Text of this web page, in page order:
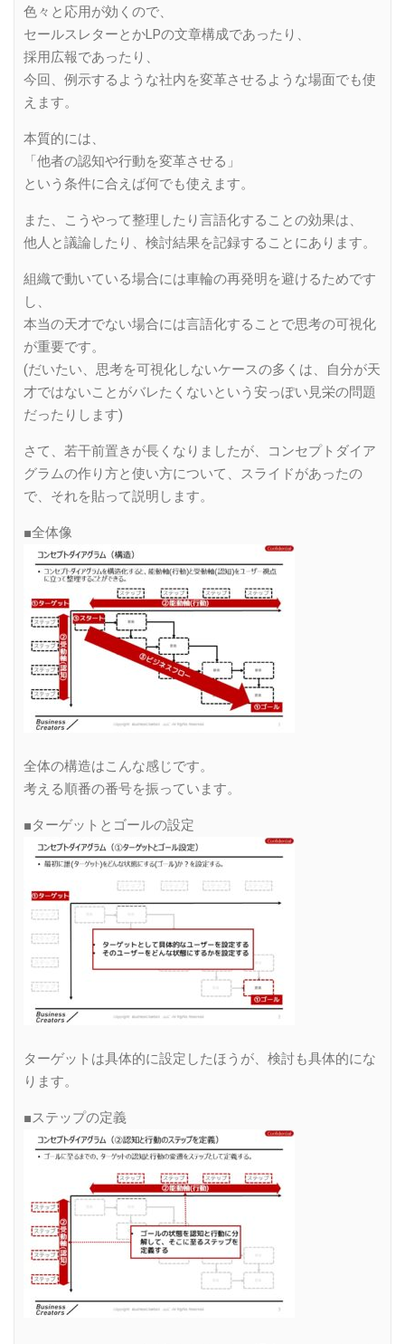
色々と応用が効くので、
セールスレターとかLPの文章構成であったり、
採用広報であったり、
今回、例示するような社内を変革させるような場面でも使
えます。
本質的には、
「他者の認知や行動を変革させる」
という条件に合えば何でも使えます。
また、こうやって整理したり言語化することの効果は、
他人と議論したり、検討結果を記録することにあります。
組織で動いている場合には車輪の再発明を避けるためです
し、
本当の天才でない場合には言語化することで思考の可視化
が重要です。
(だいたい、思考を可視化しないケースの多くは、自分が天
才ではないことがバレたくないという安っぽい見栄の問題
だったりします)
さて、若干前置きが長くなりましたが、コンセプトダイア
グラムの作り方と使い方について、スライドがあったの
で、それを貼って説明します。
■全体像
全体の構造はこんな感じです。
考える順番の番号を振っています。
■ターゲットとゴールの設定
ターゲットは具体的に設定したほうが、検討も具体的にな
ります。
■ステップの定義